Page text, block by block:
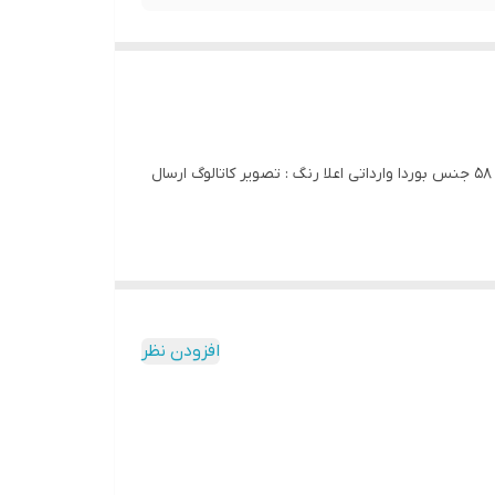
کد 2454 شومیز مجلسی کیمونو بیگ سایز آییلدیز دوخت و کیفیت تضمینی تنخور عالی ۴ ایکس مناسب ۴۴ تا ۵۰ ۵ ایکس مناسب ۵۲ تا ۵۸ جنس بوردا وارداتی اعلا رنگ : تصویر کاتالوگ ارسال
افزودن نظر